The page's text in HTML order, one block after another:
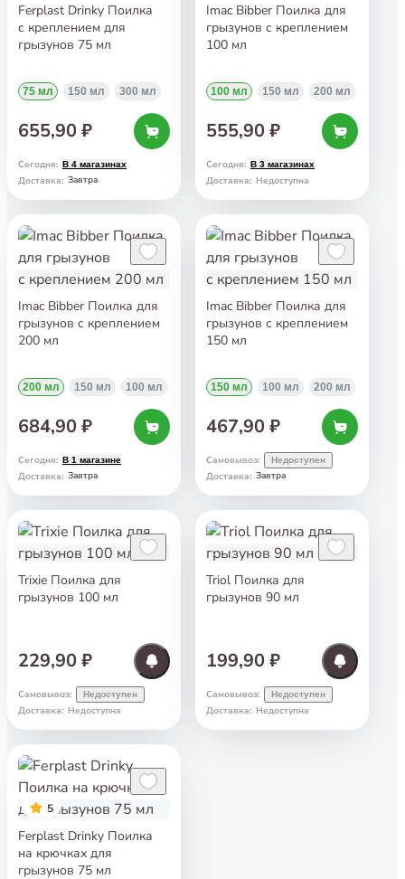
Ferplast Drinky Поилка
с креплением для
грызунов 75 мл
75 мл 150 мл 300 мл
655,90 ₽
Сегодня: В 4 магазинах
Доставка: Завтра
Imac Bibber Поилка для
грызунов с креплением
100 мл
100 мл 150 мл 200 мл
555,90 ₽
Сегодня: В 3 магазинах
Доставка: Недоступна
Imac Bibber Поилка для
грызунов с креплением
200 мл
200 мл 150 мл 100 мл
684,90 ₽
Сегодня: В 1 магазине
Доставка: Завтра
Imac Bibber Поилка для
грызунов с креплением
150 мл
150 мл 100 мл 200 мл
467,90 ₽
Самовывоз: Недоступен
Доставка: Завтра
Trixie Поилка для
грызунов 100 мл
229,90 ₽
Самовывоз: Недоступен
Доставка: Недоступна
Triol Поилка для
грызунов 90 мл
199,90 ₽
Самовывоз: Недоступен
Доставка: Недоступна
5
Ferplast Drinky Поилка
на крючках для
грызунов 75 мл